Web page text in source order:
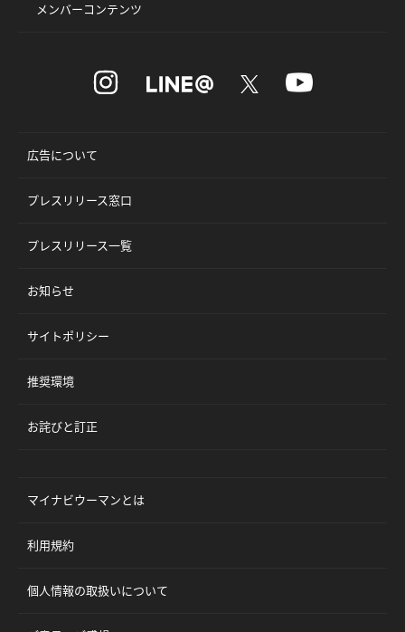
メンバーコンテンツ
広告について
プレスリリース窓口
プレスリリース一覧
お知らせ
サイトポリシー
推奨環境
お詫びと訂正
マイナビウーマンとは
利用規約
個人情報の取扱いについて